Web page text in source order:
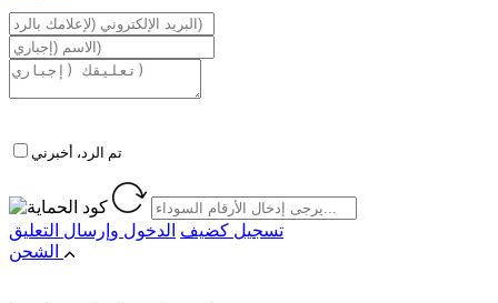
تم الرد، أخبرني
تسجيل كضيف الدخول وإرسال التعليق